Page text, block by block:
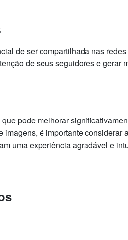
de ser compartilhada nas
de seus seguidores e gerar
pode melhorar
é importante considerar
uma experiência agradável e